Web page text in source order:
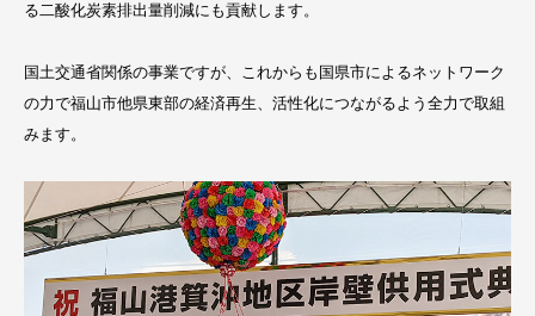
る二酸化炭素排出量削減にも貢献します。
国土交通省関係の事業ですが、これからも国県市によるネットワーク
の力で福山市他県東部の経済再生、活性化につながるよう全力で取組
みます。